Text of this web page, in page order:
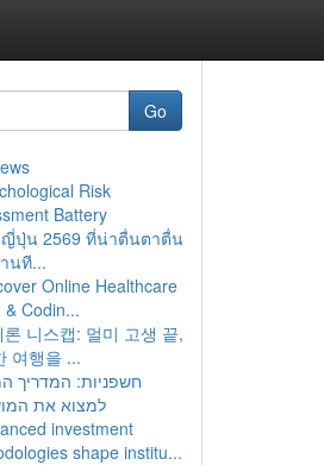
Go
Risk
Battery
ปุ่น 2569 ที่น่าตื่นตาตื่น
นที...
Online Healthcare
& Codin...
론 니스캡: 멀미 고생 끝,
여행을 ...
חשפניות: המדריך
למצוא את
investment
shape institu...